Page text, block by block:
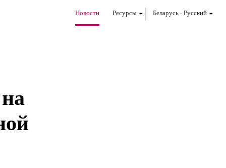
Новости Ресурсы Беларусь-Pусский